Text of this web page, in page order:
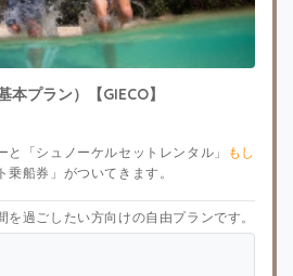
プラン）【GIECO】
「シュノーケルセットレンタル」
もし
乗船券」がついてきます。
を過ごしたい方向けの自由プランです。